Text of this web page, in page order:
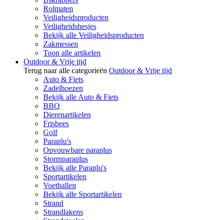
Rolmaten
Veiligheidsproducten
Veiligheidshesjes
Bekijk alle Veiligheidsproducten
Zakmessen
Toon alle artikelen
Outdoor & Vrije tijd
Terug naar alle categorieën Outdoor & Vrije tijd
Auto & Fiets
Zadelhoezen
Bekijk alle Auto & Fiets
BBQ
Dierenartikelen
Frisbees
Golf
Paraplu's
Opvouwbare paraplus
Stormparaplus
Bekijk alle Paraplu's
Sportartikelen
Voetballen
Bekijk alle Sportartikelen
Strand
Strandlakens